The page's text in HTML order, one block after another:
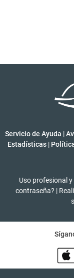
Servicio de Ayuda |
Estadísticas |
Uso profesional y
contraseña? |